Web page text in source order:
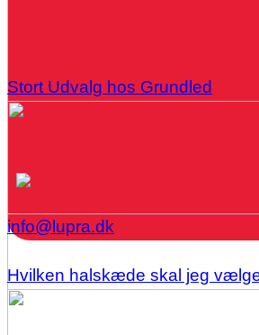
Stort Udvalg hos Grundled
Hvilken halskæde skal jeg
info@lupra.dk